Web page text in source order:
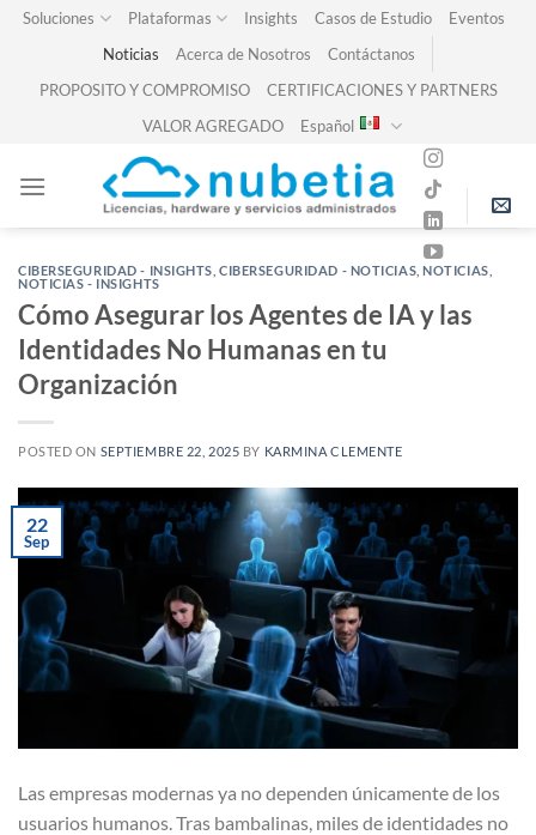
SkipSoluciones Plataformas Insights Casos de Estudio
Eventos
Noticias
Acerca de Nosotros
Contáctanos
PROPOSITO Y COMPROMISO
CERTIFICACIONES Y PARTNERS
VALOR AGREGADO
Español
CIBERSEGURIDAD - INSIGHTS ,CIBERSEGURIDAD - NOTICIAS ,NOTICIAS
NOTICIAS - INSIGHTS
Cómo Asegurar los Agentes de IA y las
Identidades No Humanas en tu
Organización
POSTED ON SEPTIEMBRE 22, 2025 BY KARMINA CLEMENTE
22
Sep
Las empresas modernas ya no dependen únicamente de los
usuarios humanos. Tras bambalinas, miles de identidades no